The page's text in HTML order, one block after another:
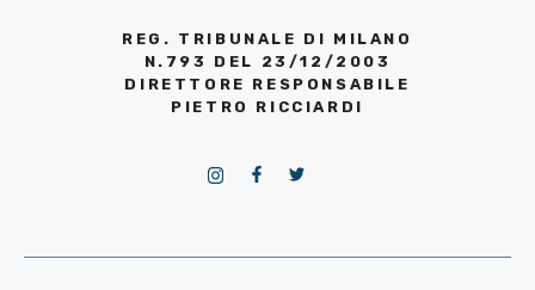
REG. TRIBUNALE DI MILANO
N.793 DEL 23/12/2003
DIRETTORE RESPONSABILE
PIETRO RICCIARDI